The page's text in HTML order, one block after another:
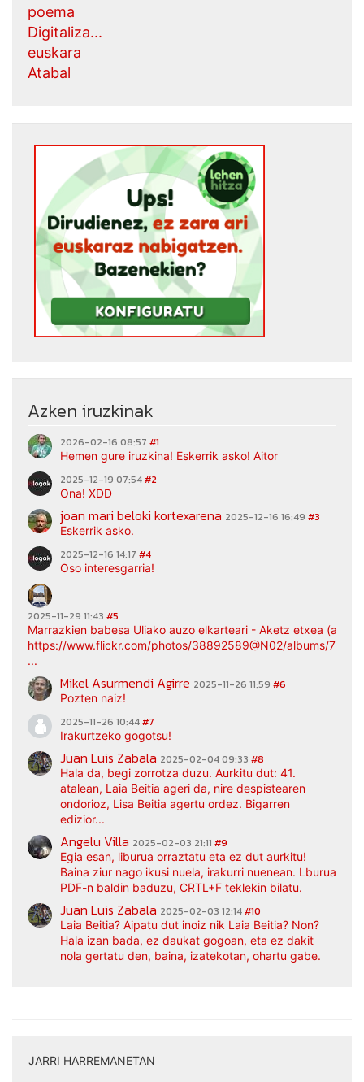
poema
Digitaliza...
euskara
Atabal
Azken iruzkinak
2026-02-16 08:57 #1
Hemen gure iruzkina! Eskerrik asko! Aitor
2025-12-19 07:54#2
Ona! XDD
joan mari beloki kortexarena 2025-12-16 16:49 #3
Eskerrik asko.
2025-12-16 14:17 #4
Oso interesgarria!
2025-11-29 11:43 #5
Marrazkien babesa Uliako auzo elkarteari - Aketz etxea
https://www.flickr.com/photos/38892589@N02/albums/
...
Mikel Asurmendi Agirre 2025-11-26 11:59 #6
Pozten naiz!
2025-11-26 10:44#7
Irakurtzeko gogotsu!
Juan Luis Zabala 2025-02-04 09:33 #8
Hala da, begi zorrotza duzu. Aurkitu dut: 41.
atalean, Laia Beitia ageri da, nire despistearen
ondorioz, Lisa Beitia agertu ordez. Bigarren
edizior...
Angelu Villa 2025-02-03 21:11 #9
Egia esan, liburua orraztatu eta ez dut aurkitu!
Baina ziur nago ikusi nuela, irakurri nuenean. Lburua
PDF-n baldin baduzu, CRTL+F teklekin bilatu.
Juan Luis Zabala 2025-02-03 12:14#10
Laia Beitia? Aipatu dut inoiz nik Laia Beitia? Non?
Hala izan bada, ez daukat gogoan, eta ez dakit
nola gertatu den, baina, izatekotan, ohartu gabe.
JARRI HARREMANETAN